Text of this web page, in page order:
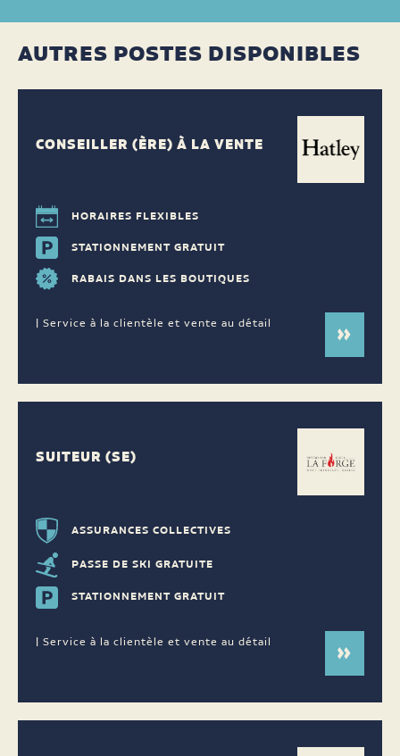
AUTRES POSTES DISPONIBLES
CONSEILLER (ÈRE) À LA VENTE
HORAIRES FLEXIBLES
STATIONNEMENT GRATUIT
RABAIS DANS LES BOUTIQUES
| Service à la clientèle et vente au détail
SUITEUR (SE)
ASSURANCES COLLECTIVES
PASSE DE SKI GRATUITE
STATIONNEMENT GRATUIT
| Service à la clientèle et vente au détail